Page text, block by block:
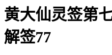
黄大仙灵签第
解签77